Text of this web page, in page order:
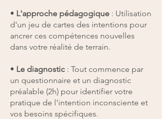
• L'approche pédagogique : Utilisation
d'un jeu de cartes des intentions pour
ancrer ces compétences nouvelles
dans votre réalité de terrain.
• Le diagnostic : Tout commence par
un questionnaire et un diagnostic
préalable (2h) pour identifier votre
pratique de l'intention inconsciente et
vos besoins spécifiques.